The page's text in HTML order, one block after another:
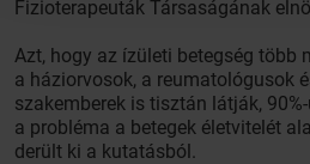
Fizioterapeuták Társaságának
Azt, hogy az ízületi betegség több
a háziorvosok, a reumatológusok
szakemberek is tisztán látják,
a probléma a betegek életvitelét
derült ki a kutatásból.